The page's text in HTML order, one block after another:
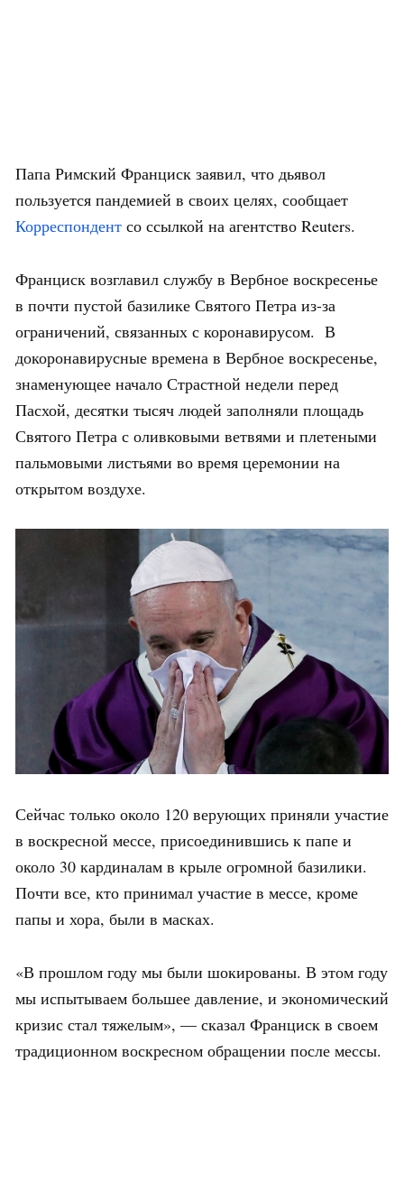
Папа Римский Франциск заявил, что дьявол
пользуется пандемией в своих целях, сообщает
Корреспондент со ссылкой на агентство Reuters.
Франциск возглавил службу в Вербное воскресенье
в почти пустой базилике Святого Петра из-за
ограничений, связанных с коронавирусом. В
докоронавирусные времена в Вербное воскресенье,
знаменующее начало Страстной недели перед
Пасхой, десятки тысяч людей заполняли площадь
Святого Петра с оливковыми ветвями и плетеными
пальмовыми листьями во время церемонии на
открытом воздухе.
Сейчас только около 120 верующих приняли участие
в воскресной мессе, присоединившись к папе и
около 30 кардиналам в крыле огромной базилики.
Почти все, кто принимал участие в мессе, кроме
папы и хора, были в масках.
«В прошлом году мы были шокированы. В этом году
мы испытываем большее давление, и экономический
кризис стал тяжелым», — сказал Франциск в своем
традиционном воскресном обращении после мессы.